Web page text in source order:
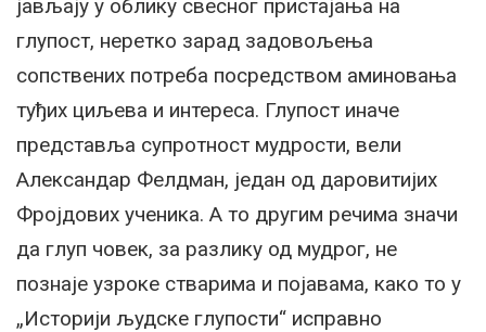
јављају у облику свесног пристајања на
глупост, неретко зарад задовољења
сопствених потреба посредством аминовања
туђих циљева и интереса. Глупост иначе
представља супротност мудрости, вели
Александар Фелдман, један од даровитијих
Фројдових ученика. А то другим речима значи
да глуп човек, за разлику од мудрог, не
познаје узроке стварима и појавама, како то у
„Историји људске глупости“ исправно